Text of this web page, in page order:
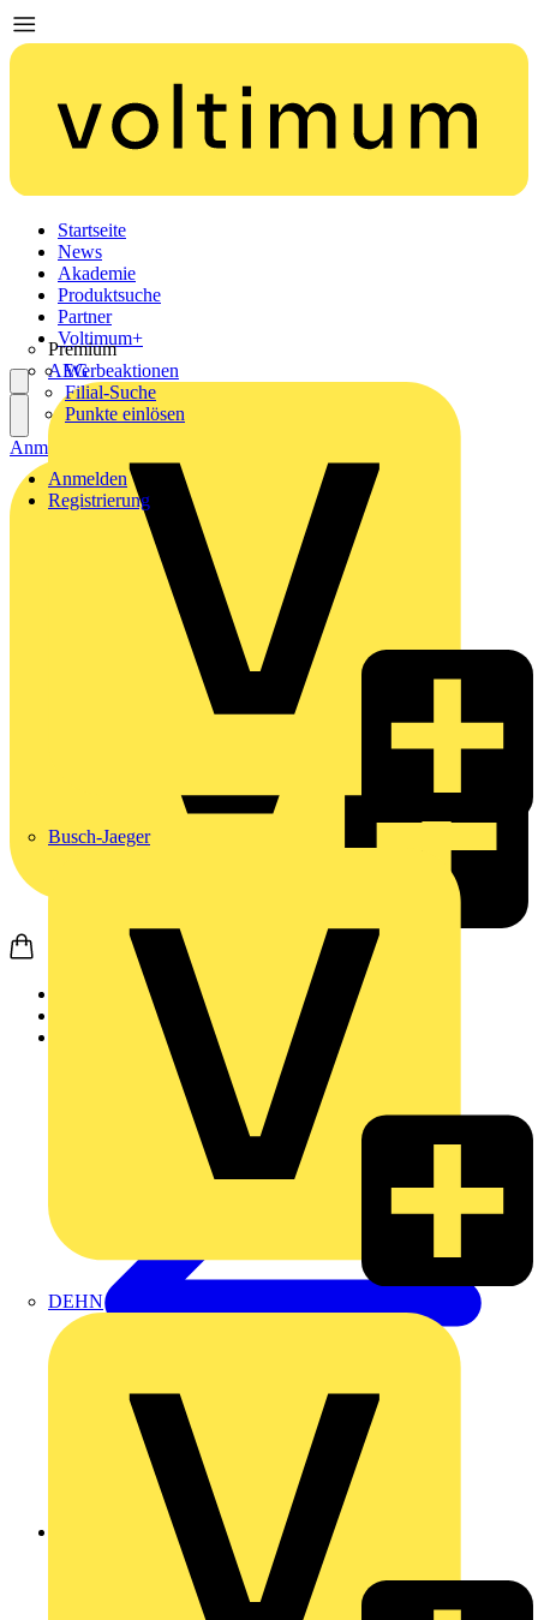
Startseite
News
Akademie
Produktsuche
Partner
Premium
AEG
Busch-Jaeger
DEHN
Voltimum+
Werbeaktionen
Filial-Suche
Punkte einlösen
Anmelden
Registrierung
Anmelden
Zurück zu Produkte